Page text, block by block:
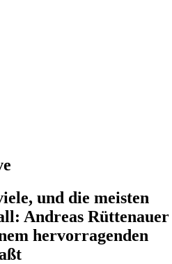
und die meisten
Andreas Rüttenauer
hervorragenden